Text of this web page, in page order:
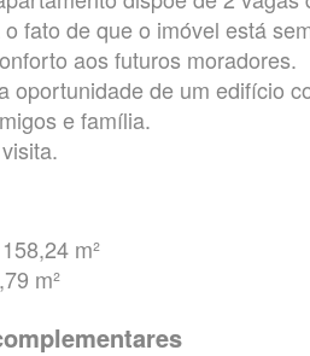
fato de que o imóvel está
aos futuros moradores.
oportunidade de um edifício
e família.
m²
m²